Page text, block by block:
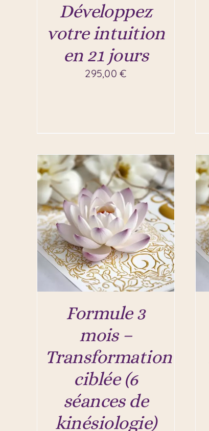
Développez
votre intuition
en 21 jours
295,00€
Formule 3
mois –
Transformation
ciblée (6
séances de
kinésiologie)